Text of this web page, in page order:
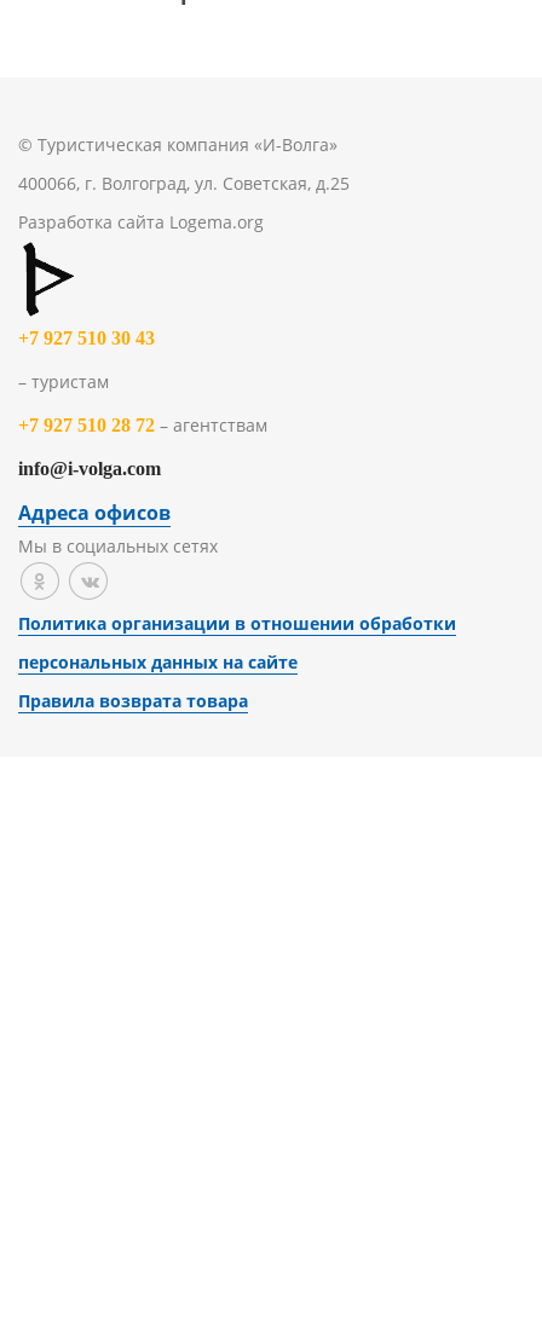
© Туристическая компания «И-Волга»
400066, г. Волгоград, ул. Советская, д.25
Разработка сайта Logema.org
+7 927 510 30 43
– туристам
+7 927 510 28 72 – агентствам
info@i-volga.com
Адреса офисов
Мы в социальных сетях
Политика организации в отношении обработки
персональных данных на сайте
Правила возврата товара